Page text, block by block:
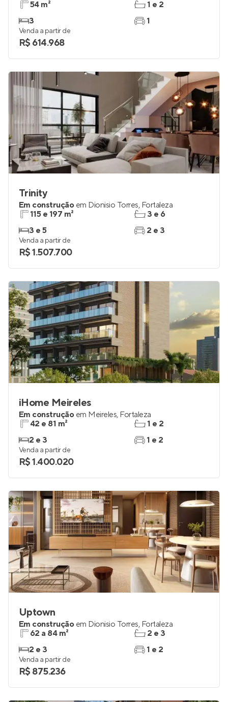
54 m²
3
1 e 2
1
Venda a partir de
R$ 614.968
Trinity
Em construção em Dionisio Torres, Fortaleza
115 e 197 m²
3 e 5
3 e 6
2 e 3
Venda a partir de
R$ 1.507.700
iHome Meireles
Em construção em Meireles, Fortaleza
42 e 81 m²
2 e 3
1 e 2
1 e 2
Venda a partir de
R$ 1.400.020
Uptown
Em construção em Dionisio Torres, Fortaleza
62 a 84 m²
2 e 3
2 e 3
1 e 2
Venda a partir de
R$ 875.236